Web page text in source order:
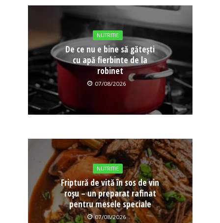
NUTRITIE
De ce nu e bine să gătești
cu apă fierbinte de la
robinet
07/08/2026
NUTRITIE
Friptură de vită în sos de vin
roșu – un preparat rafinat
pentru mesele speciale
07/08/2026